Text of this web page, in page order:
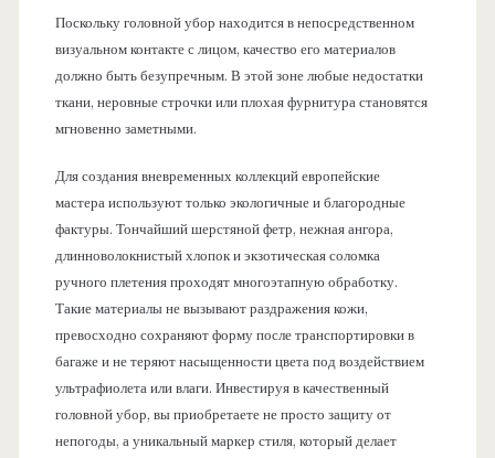
Поскольку головной убор находится в непосредственном
визуальном контакте с лицом, качество его материалов
должно быть безупречным. В этой зоне любые недостатки
ткани, неровные строчки или плохая фурнитура становятся
мгновенно заметными.
Для создания вневременных коллекций европейские
мастера используют только экологичные и благородные
фактуры. Тончайший шерстяной фетр, нежная ангора,
длинноволокнистый хлопок и экзотическая соломка
ручного плетения проходят многоэтапную обработку.
Такие материалы не вызывают раздражения кожи,
превосходно сохраняют форму после транспортировки в
багаже и не теряют насыщенности цвета под воздействием
ультрафиолета или влаги. Инвестируя в качественный
головной убор, вы приобретаете не просто защиту от
непогоды, а уникальный маркер стиля, который делает